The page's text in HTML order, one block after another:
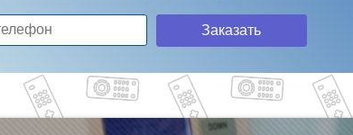
Заказать